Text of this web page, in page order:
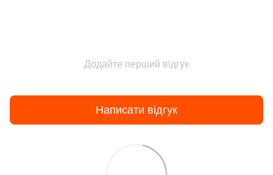
Додайте перший відгук
Написати відгук